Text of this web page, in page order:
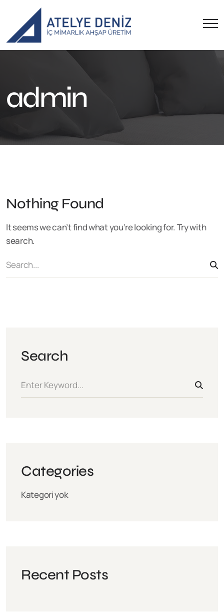
admin
Nothing Found
It seems we can’t find what you’re looking for. Try with
search.
Search
Categories
Kategori yok
Recent Posts